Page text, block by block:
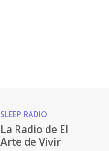
SLEEP RADIO
La Radio de El
Arte de Vivir